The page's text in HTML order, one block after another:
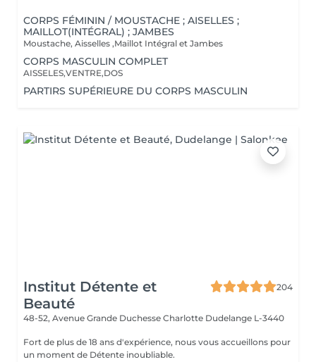
CORPS FÉMININ / MOUSTACHE ; AISELLES ;
MAILLOT(INTÉGRAL) ; JAMBES
Moustache, Aisselles ,Maillot Intégral et Jambes
CORPS MASCULIN COMPLET
AISSELES,VENTRE,DOS
PARTIRS SUPÉRIEURE DU CORPS MASCULIN
Institut Détente et
Beauté
204
48-52, Avenue Grande Duchesse Charlotte Dudelange L-3440
Fort de plus de 18 ans d'expérience, nous vous accueillons pour
un moment de Détente inoubliable.